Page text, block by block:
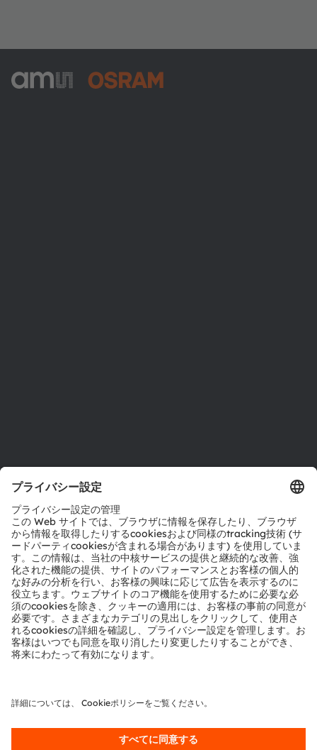
お問い合わせ
テクニカルサポート
パートナーネットワーク
通報
© 2026 ams-OSRAM AG. All rights reserved.
プライバシーポリシー 利用規約 取引条件
AI利用ポリシー